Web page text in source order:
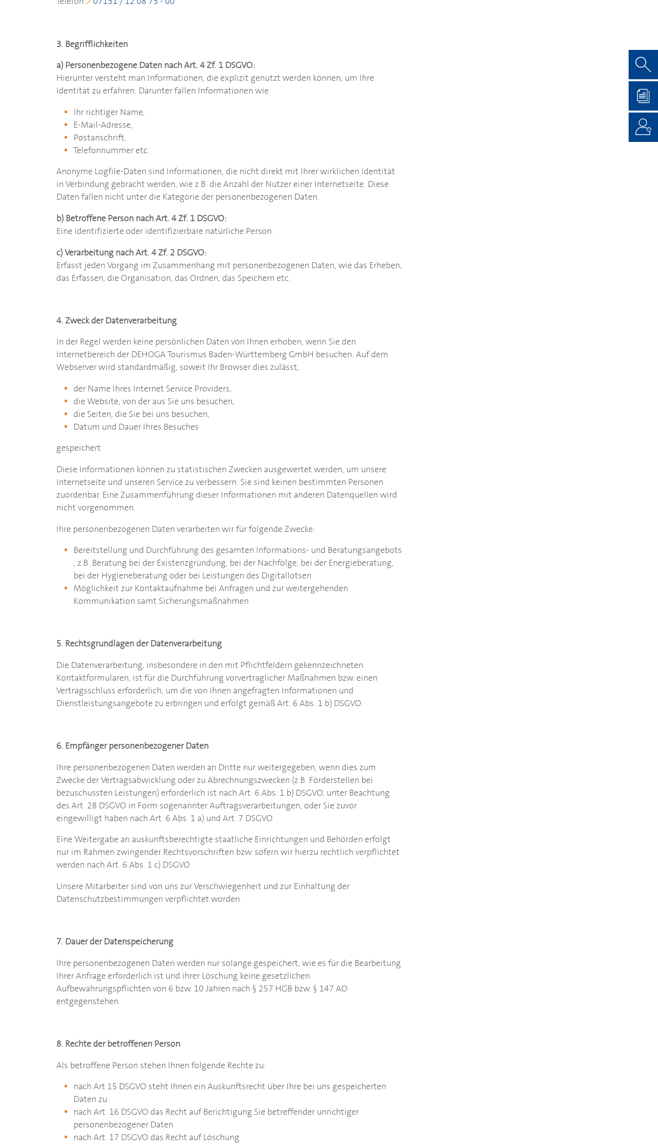
3. Begrifflichkeiten
a) Personenbezogene Daten nach Art. 4 Zf. 1 DSGVO:
Hierunter versteht man Informationen, die explizit genutzt werden können, um Ihre
Identität zu erfahren. Darunter fallen Informationen wie
Ihr richtiger Name,
E-Mail-Adresse,
Postanschrift,
Telefonnummer etc.
Anonyme Logfile-Daten sind Informationen, die nicht direkt mit Ihrer wirklichen Identität
in Verbindung gebracht werden, wie z.B. die Anzahl der Nutzer einer Internetseite. Diese
Daten fallen nicht unter die Kategorie der personenbezogenen Daten.
b) Betroffene Person nach Art. 4 Zf. 1 DSGVO:
Eine identifizierte oder identifizierbare natürliche Person.
c) Verarbeitung nach Art. 4 Zf. 2 DSGVO:
Erfasst jeden Vorgang im Zusammenhang mit personenbezogenen Daten, wie das Erheben,
das Erfassen, die Organisation, das Ordnen, das Speichern etc.
4. Zweck der Datenverarbeitung
In der Regel werden keine persönlichen Daten von Ihnen erhoben, wenn Sie den
Internetbereich der DEHOGATourismus Baden-Württemberg GmbH besuchen. Auf dem
Webserver wird standardmäßig, soweit Ihr Browser dies zulässt,
der Name Ihres Internet Service Providers,
die Website, von der aus Sie uns besuchen,
die Seiten, die Sie bei uns besuchen,
Datum und Dauer Ihres Besuches
gespeichert.
Diese Informationen können zu statistischen Zwecken ausgewertet werden, um unsere
Internetseite und unseren Service zu verbessern. Sie sind keinen bestimmten Personen
zuordenbar. Eine Zusammenführung dieser Informationen mit anderen Datenquellen wird
nicht vorgenommen.
Ihre personenbezogenen Daten verarbeiten wir für folgende Zwecke:
Bereitstellung und Durchführung des gesamten Informations- und Beratungsangebots
, z.B. Beratung bei der Existenzgründung, bei der Nachfolge, bei der Energieberatung,
bei der Hygieneberatung oder bei Leistungen des Digitallotsen
Möglichkeit zur Kontaktaufnahme bei Anfragen und zur weitergehenden
Kommunikation samt Sicherungsmaßnahmen
5. Rechtsgrundlagen der Datenverarbeitung
Die Datenverarbeitung, insbesondere in den mit Pflichtfeldern gekennzeichneten
Kontaktformularen, ist für die Durchführung vorvertraglicher Maßnahmen bzw. einen
Vertragsschluss erforderlich, um die von Ihnen angefragten Informationen und
Dienstleistungsangebote zu erbringen und erfolgt gemäß Art. 6 Abs. 1 b) DSGVO.
6. Empfänger personenbezogener Daten
Ihre personenbezogenen Daten werden an Dritte nur weitergegeben, wenn dies zum
Zwecke der Vertragsabwicklung oder zu Abrechnungszwecken (z.B. Förderstellen bei
bezuschussten Leistungen) erforderlich ist nach Art. 6 Abs. 1 b) DSGVO, unter Beachtung
des Art. 28 DSGVO in Form sogenannter Auftragsverarbeitungen, oder Sie zuvor
eingewilligt haben nach Art. 6 Abs. 1 a) und Art. 7 DSGVO.
Eine Weitergabe an auskunftsberechtigte staatliche Einrichtungen und Behörden erfolgt
nur im Rahmen zwingender Rechtsvorschriften bzw. sofern wir hierzu rechtlich verpflichtet
werden nach Art. 6 Abs. 1 c) DSGVO
Unsere Mitarbeiter sind von uns zur Verschwiegenheit und zur Einhaltung der
Datenschutzbestimmungen verpflichtet worden.
7. Dauer der Datenspeicherung
Ihre personenbezogenen Daten werden nur solange gespeichert, wie es für die Bearbeitung
Ihrer Anfrage erforderlich ist und ihrer Löschung keine gesetzlichen
Aufbewahrungspflichten von 6 bzw. 10 Jahren nach § 257 HGB bzw. § 147 AO
entgegenstehen.
8. Rechte der betroffenen Person
Als betroffene Person stehen Ihnen folgende Rechte zu:
nach Art 15 DSGVO steht Ihnen ein Auskunftsrecht über Ihre bei uns gespeicherten
Daten zu
nach Art. 16 DSGVO das Recht auf Berichtigung Sie betreffender unrichtiger
personenbezogener Daten
nach Art. 17 DSGVO das Recht auf Löschung